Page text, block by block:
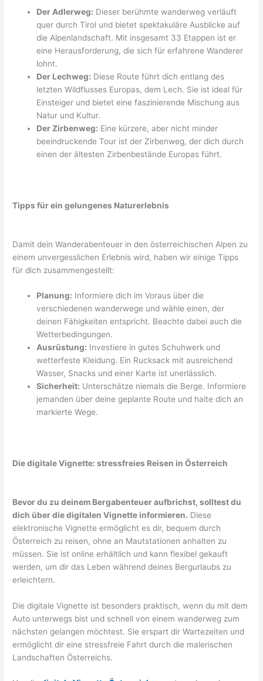
Der Adlerweg: Dieser berühmte wanderweg verläuft
quer durch Tirol und bietet spektakuläre Ausblicke auf
die Alpenlandschaft. Mit insgesamt 33 Etappen ist er
eine Herausforderung, die sich für erfahrene Wanderer
lohnt.
Der Lechweg: Diese Route führt dich entlang des
letzten Wildflusses Europas, dem Lech. Sie ist ideal für
Einsteiger und bietet eine faszinierende Mischung aus
Natur und Kultur.
Der Zirbenweg: Eine kürzere, aber nicht minder
beeindruckende Tour ist der Zirbenweg, der dich durch
einen der ältesten Zirbenbestände Europas führt.
Tipps für ein gelungenes Naturerlebnis
Damit dein Wanderabenteuer in den österreichischen Alpen zu
einem unvergesslichen Erlebnis wird, haben wir einige Tipps
für dich zusammengestellt:
Planung: Informiere dich im Voraus über die
verschiedenen wanderwege und wähle einen, der
deinen Fähigkeiten entspricht. Beachte dabei auch die
Wetterbedingungen.
Ausrüstung: Investiere in gutes Schuhwerk und
wetterfeste Kleidung. Ein Rucksack mit ausreichend
Wasser, Snacks und einer Karte ist unerlässlich.
Sicherheit: Unterschätze niemals die Berge. Informiere
jemanden über deine geplante Route und halte dich an
markierte Wege.
Die digitale Vignette: stressfreies Reisen in Österreich
Bevor du zu deinem Bergabenteuer aufbrichst, solltest du
dich über die digitalen Vignette informieren. Diese
elektronische Vignette ermöglicht es dir, bequem durch
Österreich zu reisen, ohne an Mautstationen anhalten zu
müssen. Sie ist online erhältlich und kann flexibel gekauft
werden, um dir das Leben während deines Bergurlaubs zu
erleichtern.
Die digitale Vignette ist besonders praktisch, wenn du mit dem
Auto unterwegs bist und schnell von einem wanderweg zum
nächsten gelangen möchtest. Sie erspart dir Wartezeiten und
ermöglicht dir eine stressfreie Fahrt durch die malerischen
Landschaften Österreichs.